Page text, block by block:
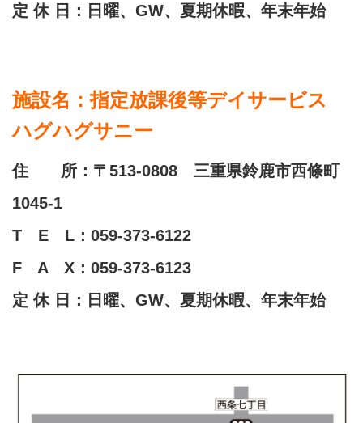
定 休 日：日曜、GW、夏期休暇、年末年始
施設名：指定放課後等デイサービス
ハグハグサニー
住 所：〒513-0808 三重県鈴鹿市西條町
1045-1
T E L：059-373-6122
F A X：059-373-6123
定 休 日：日曜、GW、夏期休暇、年末年始